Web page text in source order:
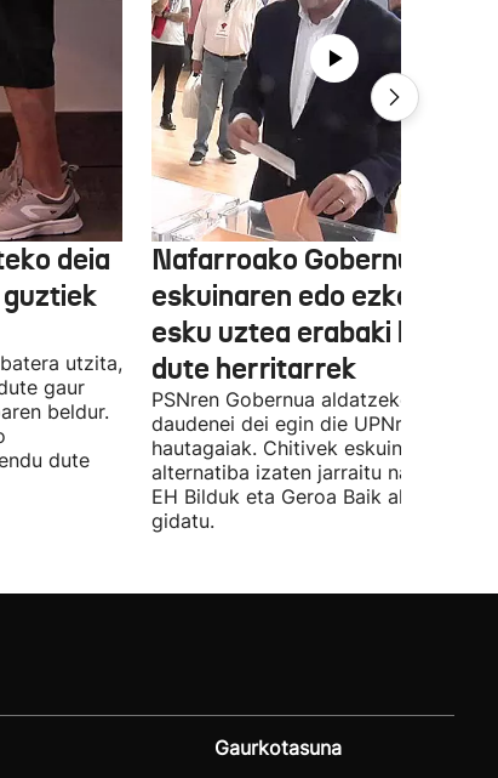
deia
utzita,
gaur
beldur.
dute
Nafarroako Gobernua
eskuinaren edo ezkerraren
esku uztea erabaki
dute herritarrek
PSNren Gobernua aldatzeko irrikitan
daudenei dei egin die UPNren
hautagaiak. Chitivek eskuinaren
alternatiba izaten jarraitu nahi du eta
EH Bilduk eta Geroa Baik aldaketa
gidatu.
Gaurkotasuna